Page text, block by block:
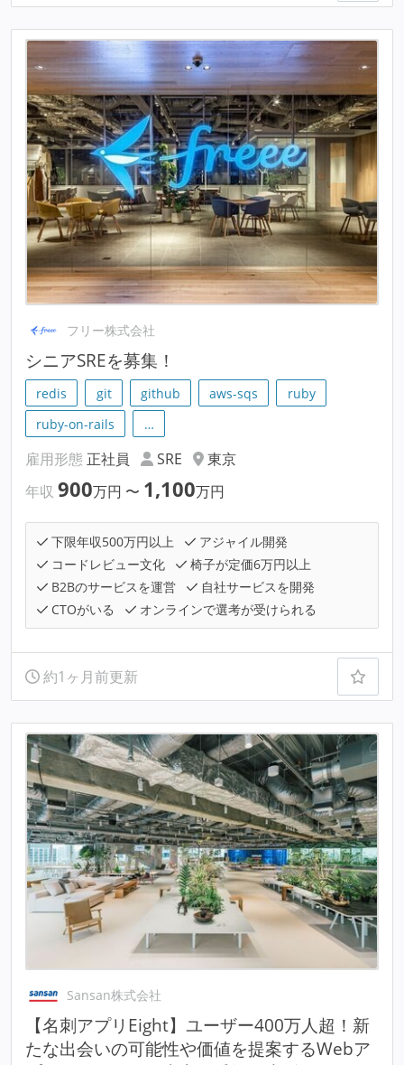
フリー株式会社
シニアSREを募集！
redis git github aws-sqs
ruby
ruby-on-rails
…
雇用形態 正社員 SRE
東京
年収 900万円 〜 1,100万円
下限年収500万円以上
アジャイル開発
コードレビュー文化
椅子が定価6万円以上
B2Bのサービスを運営
自社サービスを開発
CTOがいる
オンラインで選考が受けられる
約1ヶ月前更新
Sansan株式会社
【名刺アプリEight】ユーザー400万人超！新
たな出会いの可能性や価値を提案するWebア